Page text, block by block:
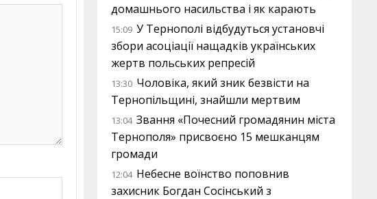
домашнього насильства і як карають
15:09 У Тернополі відбудуться установчі
збори асоціації нащадків українських
жертв польських репресій
13:30 Чоловіка, який зник безвісти на
Тернопільщині, знайшли мертвим
13:04 Звання «Почесний громадянин міста
Тернополя» присвоєно 15 мешканцям
громади
12:04 Небесне воїнство поповнив
захисник Богдан Сосінський з